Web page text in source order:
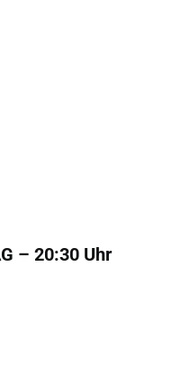
– 20:30 Uhr